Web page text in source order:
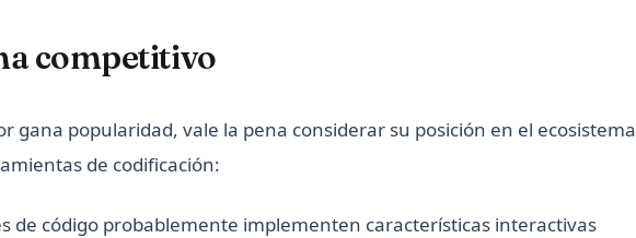
competitivo
gana popularidad, vale la pena considerar su posición en el ecosistema
de codificación:
de código probablemente implementen características interactivas